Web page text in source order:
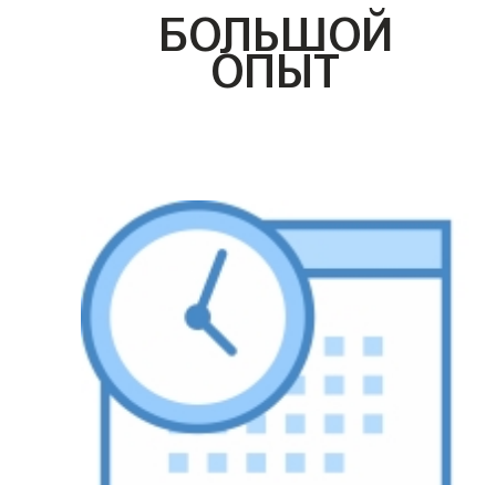
БОЛЬШОЙ
ОПЫТ